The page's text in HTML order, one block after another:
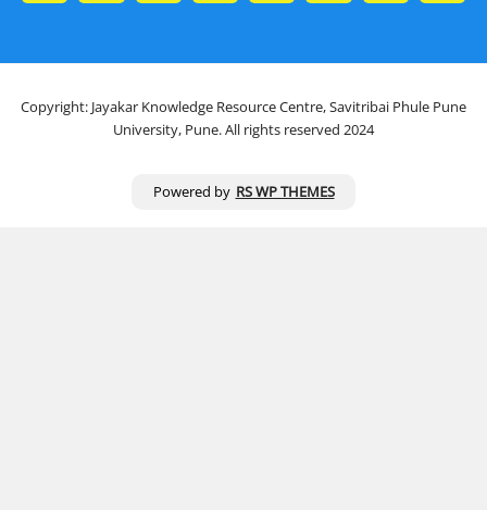
Copyright: Jayakar Knowledge Resource Centre, Savitribai Phule Pune
University, Pune. All rights reserved 2024
Powered by RS WP THEMES